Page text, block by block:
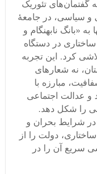
گفتمان‌های تئوریک
و سیاسی، در جامعهٔ
«بانگ نابهنگام و
در دستگاه
کرد. این تجربه
نه شعارهای
مبارزه با
و عدالت اجتماعی
را شکل دهد.
در شرایط بحران و
دولت را از
سریع آن را در